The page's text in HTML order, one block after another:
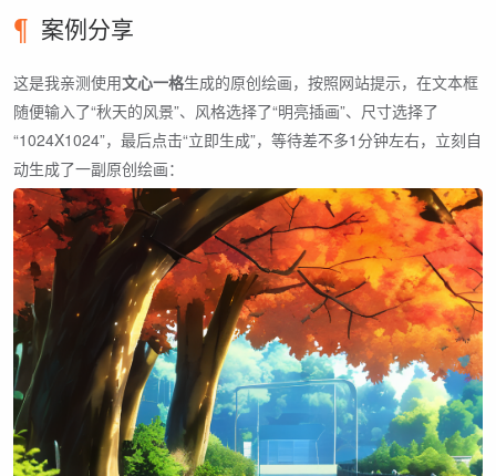
案例分享
这是我亲测使用文心一格生成的原创绘画，按照网站提示，在文本框
随便输入了“秋天的风景”、风格选择了“明亮插画”、尺寸选择了
“1024X1024”，最后点击“立即生成”，等待差不多1分钟左右，立刻自
动生成了一副原创绘画：